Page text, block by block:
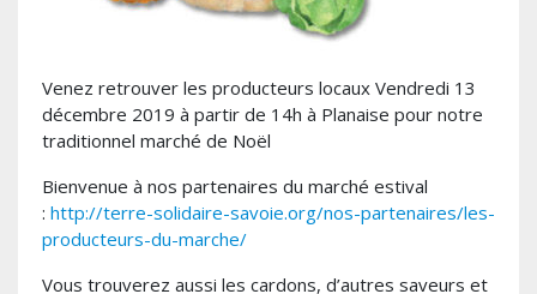
Venez retrouver les producteurs locaux Vendredi 13
décembre 2019 à partir de 14h à Planaise pour notre
traditionnel marché de Noël
Bienvenue à nos partenaires du marché estival
: http://terre-solidaire-savoie.org/nos-partenaires/les-
producteurs-du-marche/
Vous trouverez aussi les cardons, d’autres saveurs et